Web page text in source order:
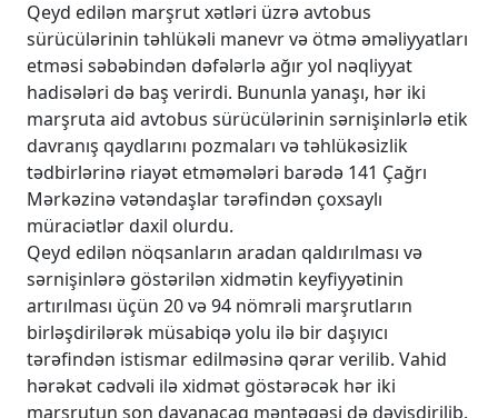
Qeyd edilən marşrut xətləri üzrə avtobus
sürücülərinin təhlükəli manevr və ötmə əməliyyatları
etməsi səbəbindən dəfələrlə ağır yol nəqliyyat
hadisələri də baş verirdi. Bununla yanaşı, hər iki
marşruta aid avtobus sürücülərinin sərnişinlərlə etik
davranış qaydlarını pozmaları və təhlükəsizlik
tədbirlərinə riayət etməmələri barədə 141 Çağrı
Mərkəzinə vətəndaşlar tərəfindən çoxsaylı
müraciətlər daxil olurdu.
Qeyd edilən nöqsanların aradan qaldırılması və
sərnişinlərə göstərilən xidmətin keyfiyyətinin
artırılması üçün 20 və 94 nömrəli marşrutların
birləşdirilərək müsabiqə yolu ilə bir daşıyıcı
tərəfindən istismar edilməsinə qərar verilib. Vahid
hərəkət cədvəli ilə xidmət göstərəcək hər iki
marşrutun son dayanacaq məntəqəsi də dəyişdirilib.